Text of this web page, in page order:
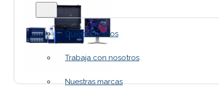
Quiénes somos
Trabaja con nosotros
Nuestras marcas